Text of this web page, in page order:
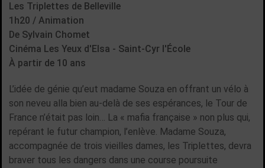
Les Triplettes de Belleville
1h20 / Animation
De Sylvain Chomet
Cinéma Les Yeux d'Elsa - Saint-Cyr l'École
À partir de 10 ans
L’idée de génie qu’eut madame Souza en offrant un vélo à
son neveu alla bien au-delà de ses espérances, le Tour de
France n’était pas loin… La « mafia française » non plus qui,
repérant le futur champion, l’enlève. Madame Souza,
accompagnée de trois vieilles dames, les Triplettes, devra
braver tous les dangers dans une course poursuite